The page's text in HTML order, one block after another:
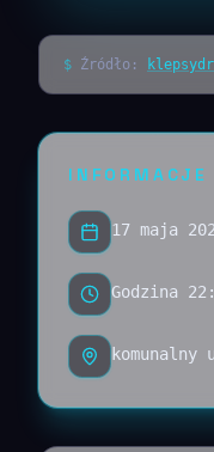
$ Źródło:
INFORMACJE
17 maja
Godzina